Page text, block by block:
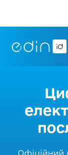
Офіційний